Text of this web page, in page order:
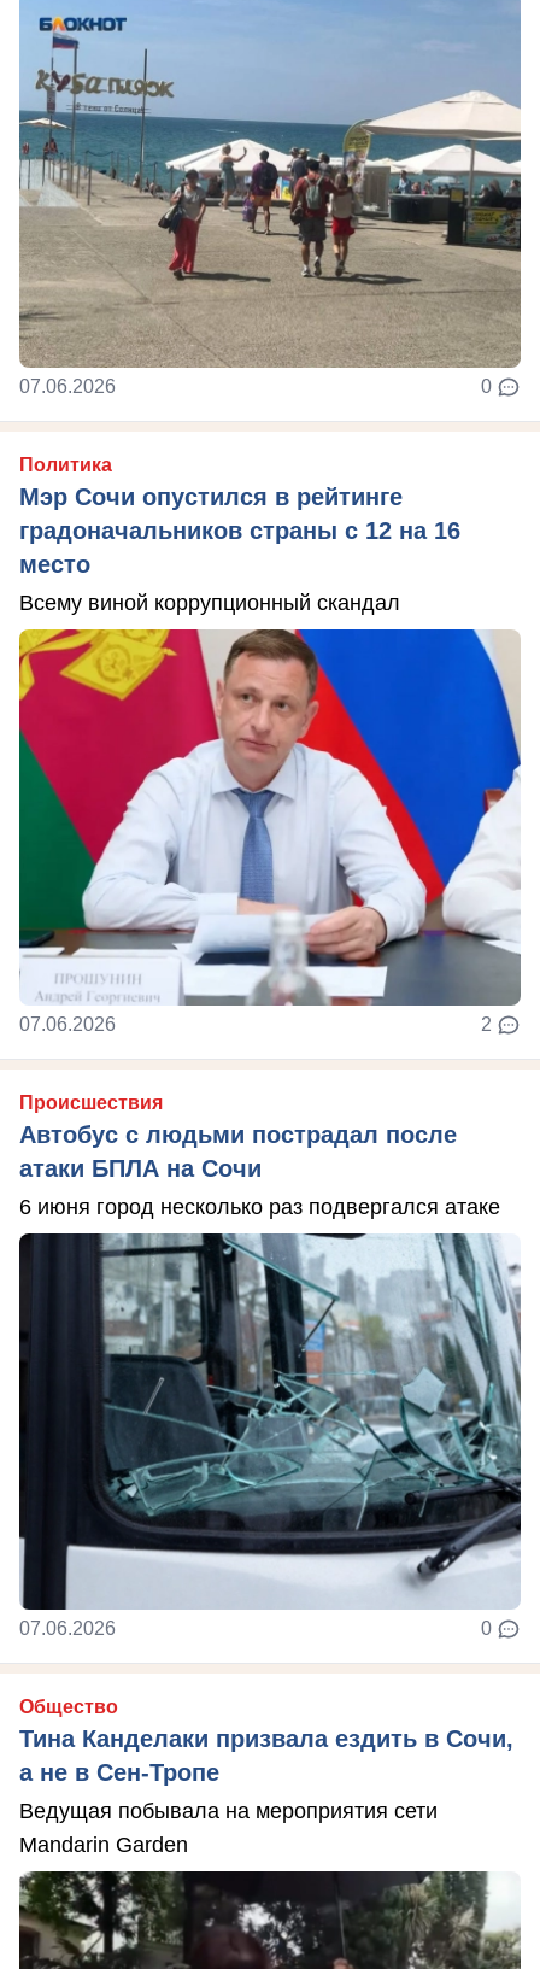
07.06.2026 0
Политика
Мэр Сочи опустился в рейтинге
градоначальников страны с 12 на 16
место
Всему виной коррупционный скандал
07.06.2026 2
Происшествия
Автобус с людьми пострадал после
атаки БПЛА на Сочи
6 июня город несколько раз подвергался атаке
07.06.2026 0
Общество
Тина Канделаки призвала ездить в Сочи,
а не в Сен-Тропе
Ведущая побывала на мероприятия сети
Mandarin Garden